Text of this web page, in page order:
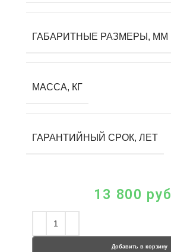
ГАБАРИТНЫЕ РАЗМЕРЫ, ММ
МАССА, КГ
ГАРАНТИЙНЫЙ СРОК, ЛЕТ
13 800 руб
Добавить в корзину